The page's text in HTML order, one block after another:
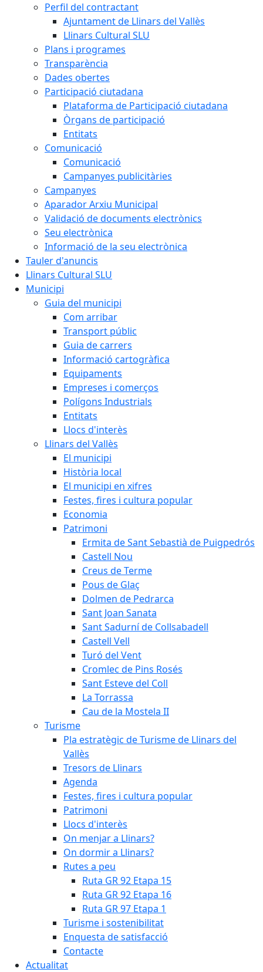
Perfil del contractant
Ajuntament de Llinars del Vallès
Llinars Cultural SLU
Plans i programes
Transparència
Dades obertes
Participació ciutadana
Plataforma de Participació ciutadana
Òrgans de participació
Entitats
Comunicació
Comunicació
Campanyes publicitàries
Campanyes
Aparador Arxiu Municipal
Validació de documents electrònics
Seu electrònica
Informació de la seu electrònica
Tauler d'anuncis
Llinars Cultural SLU
Municipi
Guia del municipi
Com arribar
Transport públic
Guia de carrers
Informació cartogràfica
Equipaments
Empreses i comerços
Polígons Industrials
Entitats
Llocs d'interès
Llinars del Vallès
El municipi
Història local
El municipi en xifres
Festes, fires i cultura popular
Economia
Patrimoni
Ermita de Sant Sebastià de Puigpedrós
Castell Nou
Creus de Terme
Pous de Glaç
Dolmen de Pedrarca
Sant Joan Sanata
Sant Sadurní de Collsabadell
Castell Vell
Turó del Vent
Cromlec de Pins Rosés
Sant Esteve del Coll
La Torrassa
Cau de la Mostela II
Turisme
Pla estratègic de Turisme de Llinars del
Vallès
Tresors de Llinars
Agenda
Festes, fires i cultura popular
Patrimoni
Llocs d'interès
On menjar a Llinars?
On dormir a Llinars?
Rutes a peu
Ruta GR 92 Etapa 15
Ruta GR 92 Etapa 16
Ruta GR 97 Etapa 1
Turisme i sostenibilitat
Enquesta de satisfacció
Contacte
Actualitat